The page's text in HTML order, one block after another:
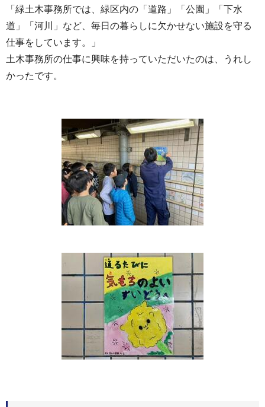
「緑土木事務所では、緑区内の「道路」「公園」「下水
道」「河川」など、毎日の暮らしに欠かせない施設を守る
仕事をしています。」
土木事務所の仕事に興味を持っていただいたのは、うれし
かったです。